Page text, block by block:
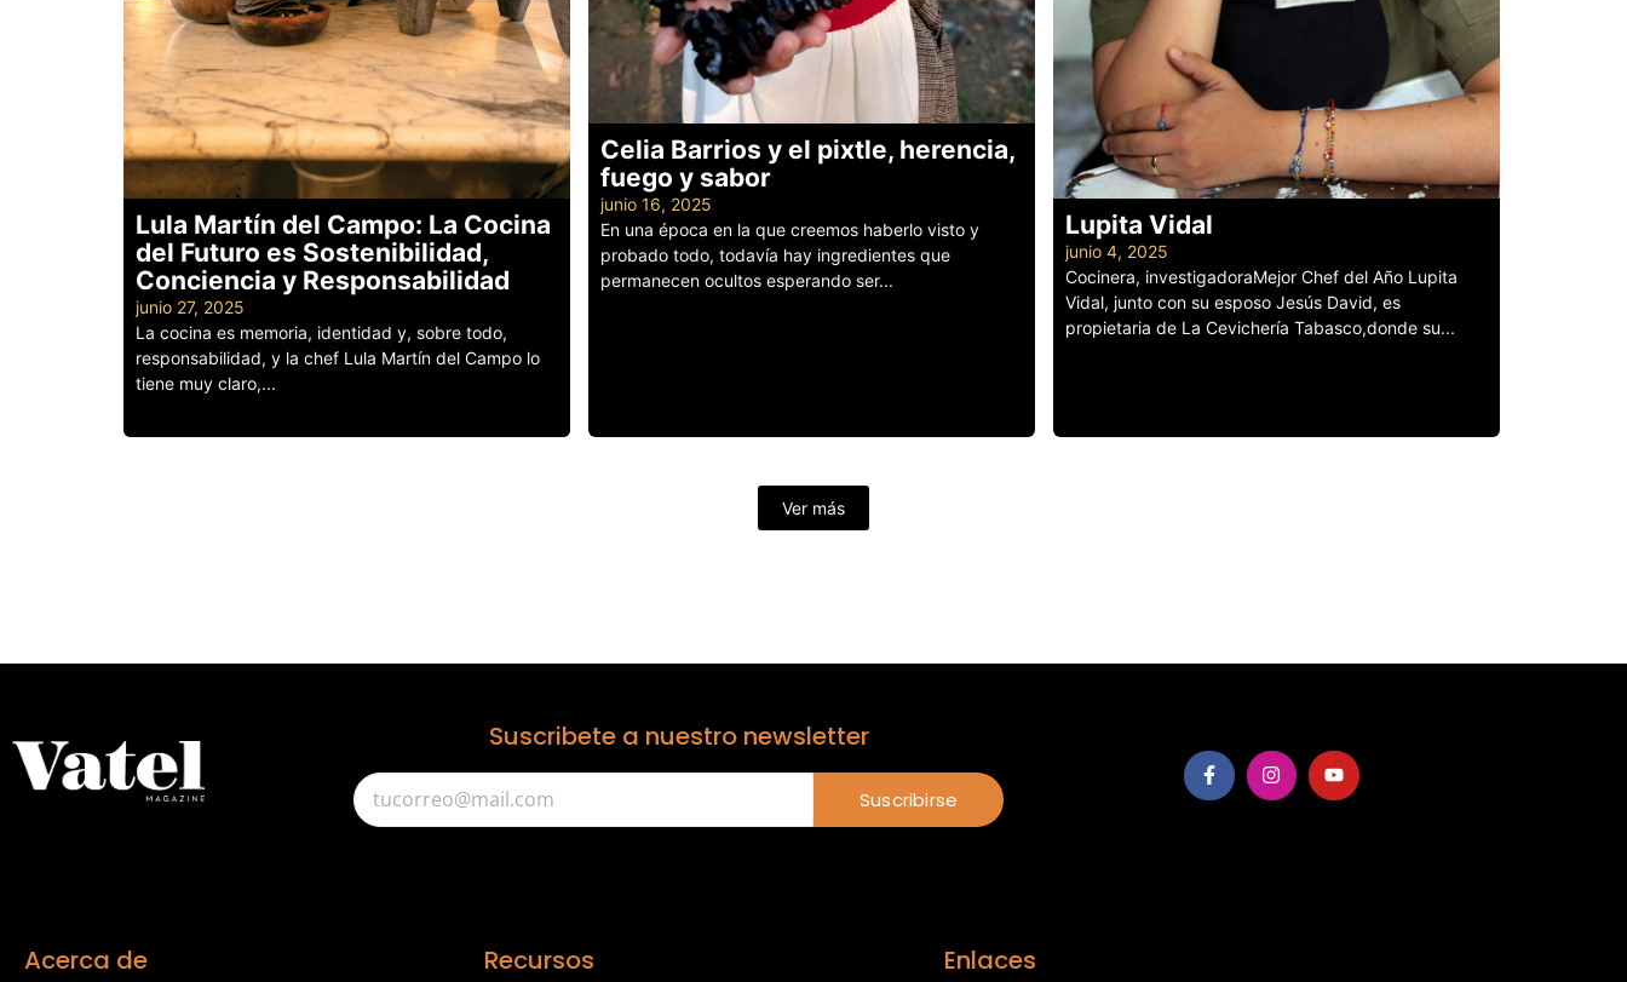
Lula Martín del Campo: La Cocina
del Futuro es Sostenibilidad,
Conciencia y Responsabilidad
junio 27, 2025
La cocina es memoria, identidad y, sobre todo,
responsabilidad, y la chef Lula Martín del Campo lo
tiene muy claro,...
Celia Barrios y el pixtle, herencia,
fuego y sabor
junio 16, 2025
En una época en la que creemos haberlo visto y
probado todo, todavía hay ingredientes que
permanecen ocultos esperando ser...
Lupita Vidal
junio 4, 2025
Cocinera, investigadoraMejor Chef del Año Lupita
Vidal, junto con su esposo Jesús David, es
propietaria de La Cevichería Tabasco,donde su...
Ver más
Suscribete a nuestro newsletter
Suscribirse
Acerca de Recursos Enlaces